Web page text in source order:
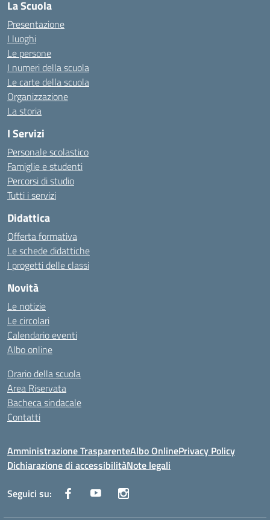
La Scuola
Presentazione
I luoghi
Le persone
I numeri della scuola
Le carte della scuola
Organizzazione
La storia
I Servizi
Personale scolastico
Famiglie e studenti
Percorsi di studio
Tutti i servizi
Didattica
Offerta formativa
Le schede didattiche
I progetti delle classi
Novità
Le notizie
Le circolari
Calendario eventi
Albo online
Orario della scuola
Area Riservata
Bacheca sindacale
Contatti
Amministrazione TrasparenteAlbo OnlinePrivacy Policy
Dichiarazione di accessibilitàNote legali
Seguici su: